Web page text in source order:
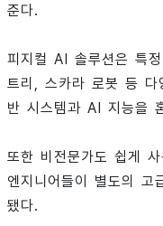
준다.
피지컬 AI 솔루션은 특
트리, 스카라 로봇 등 다
반 시스템과 AI 지능을
또한 비전문가도 쉽게
엔지니어들이 별도의 고
됐다.